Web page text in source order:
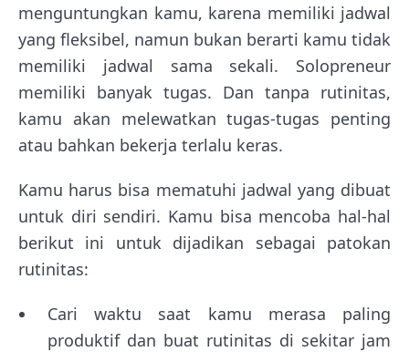
menguntungkan kamu, karena memiliki jadwal
yang fleksibel, namun bukan berarti kamu tidak
memiliki jadwal sama sekali. Solopreneur
memiliki banyak tugas. Dan tanpa rutinitas,
kamu akan melewatkan tugas-tugas penting
atau bahkan bekerja terlalu keras.
Kamu harus bisa mematuhi jadwal yang dibuat
untuk diri sendiri. Kamu bisa mencoba hal-hal
berikut ini untuk dijadikan sebagai patokan
rutinitas:
Cari waktu saat kamu merasa paling
produktif dan buat rutinitas di sekitar jam